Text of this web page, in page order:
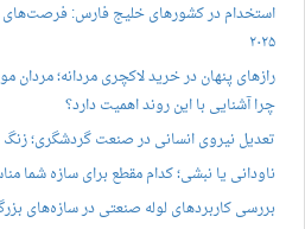
استخدام در کشورهای خلیج فارس: فرصت‌های
۲۰۲۵
رازهای پنهان در خرید لاکچری مردانه؛
چرا آشنایی با این روند اهمیت دارد؟
تعدیل نیروی انسانی در صنعت گردشگری؛ زنگ
ناودانی یا نبشی؛ کدام مقطع برای سازه شما
بررسی کاربردهای لوله صنعتی در سازه‌های